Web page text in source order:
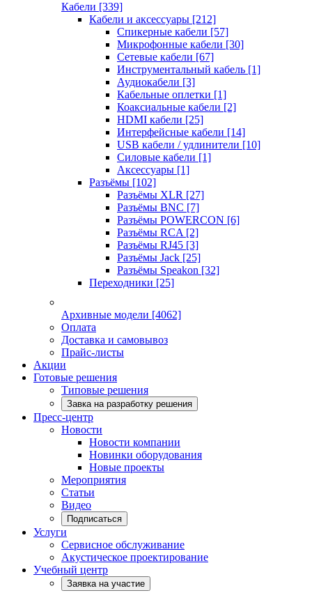
Кабели [339]
Кабели и аксессуары [212]
Спикерные кабели [57]
Микрофонные кабели [30]
Сетевые кабели [67]
Инструментальный кабель [1]
Аудиокабели [3]
Кабельные оплетки [1]
Коаксиальные кабели [2]
HDMI кабели [25]
Интерфейсные кабели [14]
USB кабели / удлинители [10]
Силовые кабели [1]
Аксессуары [1]
Разъёмы [102]
Разъёмы XLR [27]
Разъёмы BNC [7]
Разъёмы POWERCON [6]
Разъёмы RCA [2]
Разъёмы RJ45 [3]
Разъёмы Jack [25]
Разъёмы Speakon [32]
Переходники [25]
Архивные модели [4062]
Оплата
Доставка и самовывоз
Прайс-листы
Акции
Готовые решения
Типовые решения
Завка на разработку решения
Пресс-центр
Новости
Новости компании
Новинки оборудования
Новые проекты
Мероприятия
Статьи
Видео
Подписаться
Услуги
Сервисное обслуживание
Акустическое проектирование
Учебный центр
Заявка на участие